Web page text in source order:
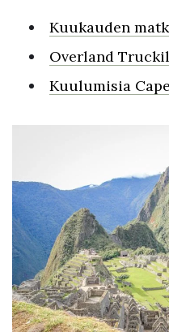
Kuukauden
Overland
Kuulumisia